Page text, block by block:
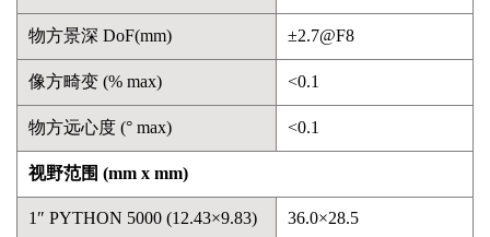
物方景深 DoF(mm) ±2.7@F8
像方畸变 (% max) <0.1
物方远心度 (° max) <0.1
视野范围 (mm x mm)
1″ PYTHON 5000 (12.43×9.83) 36.0×28.5